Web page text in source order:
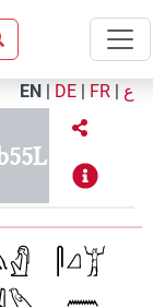
EN | DE | FR | ع